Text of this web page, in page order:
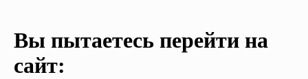
Вы пытаетесь перейти на
сайт: